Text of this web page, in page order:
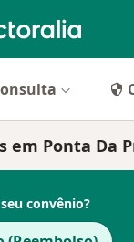
em Ponta Da
convênio?